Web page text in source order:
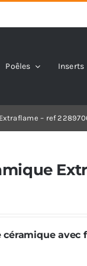
Poêles Inserts
– ref
céramique avec